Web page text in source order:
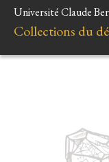
Université Claude
Collections du